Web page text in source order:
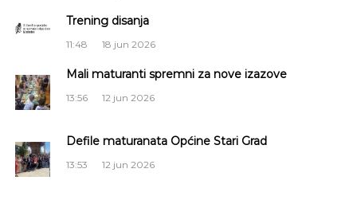
a
Trening disanja
11:48 18 jun 2026
Mali maturanti spremni za nove izazove
13:56 12 jun 2026
Defile maturanata Općine Stari Grad
13:53 12 jun 2026